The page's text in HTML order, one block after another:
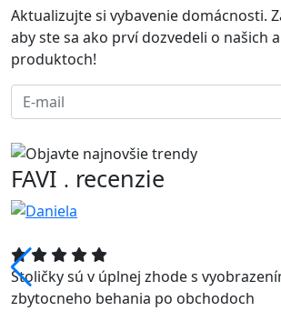
Aktualizujte si vybavenie domácnosti.
aby ste sa ako prví dozvedeli o našich
produktoch!
FAVI . recenzie
Stoličky sú v úplnej zhode s
zbytocneho behania po obchodoch